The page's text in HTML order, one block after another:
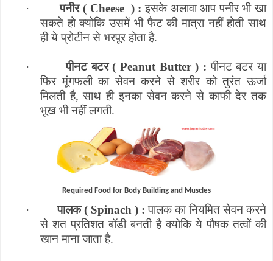
· पनीर ( Cheese ) : इसके अलावा आप पनीर भी खा
सकते हो क्योकि उसमें भी फैट की मात्रा नहीं होती साथ
ही ये प्रोटीन से भरपूर होता है.
· पीनट बटर ( Peanut Butter) : पीनट बटर या
फिर मूंगफली का सेवन करने से शरीर को तुरंत ऊर्जा
मिलती है,साथ ही इनका सेवन करने से काफी देर तक
भूख भी नहीं लगती.
Required Food for Body Building and Muscles
· पालक (Spinach ) : पालक का नियमित सेवन करने
से शत प्रतिशत बॉडी बनती है क्योकि ये पौषक तत्वों की
खान माना जाता है.